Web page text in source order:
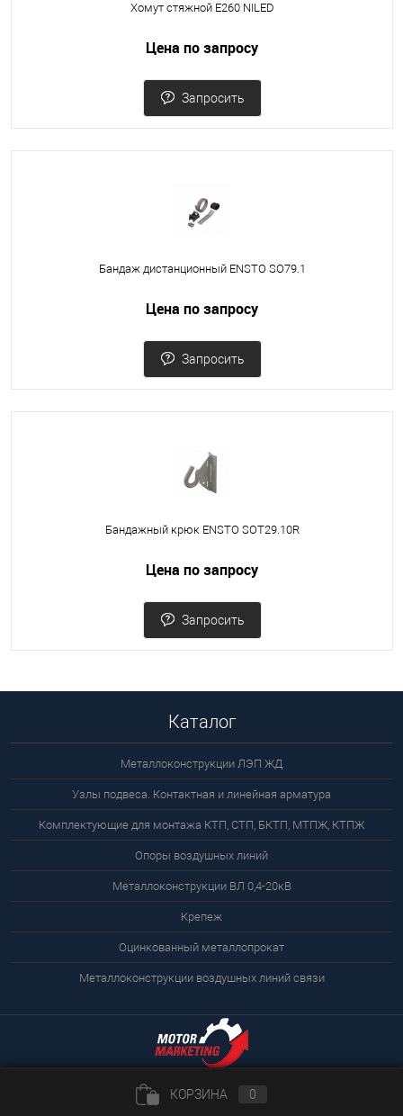
Хомут стяжной Е260 NILED
Цена по запросу
Запросить
Бандаж дистанционный ENSTO SO79.1
Цена по запросу
Запросить
Бандажный крюк ENSTO SOT29.10R
Цена по запросу
Запросить
Каталог
Металлоконструкции ЛЭП ЖД
Узлы подвеса. Контактная и линейная арматура
Комплектующие для монтажа КТП, СТП, БКТП, МТПЖ, КТПЖ
Опоры воздушных линий
Металлоконструкции ВЛ 0,4-20кВ
Крепеж
Оцинкованный металлопрокат
Металлоконструкции воздушных линий связи
КОРЗИНА 0